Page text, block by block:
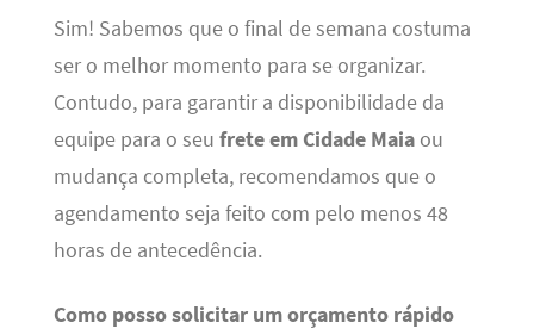
Sim! Sabemos que o final de semana costuma
ser o melhor momento para se organizar.
Contudo, para garantir a disponibilidade da
equipe para o seu frete em Cidade Maiaou
mudança completa, recomendamos que o
agendamento seja feito com pelo menos 48
horas de antecedência.
Como posso solicitar um orçamento rápido